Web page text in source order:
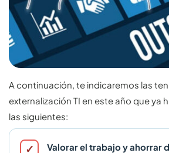
A continuación, te indicaremos las
externalización TI en este año que ya
las siguientes:
Valorar el trabajo y ahorrar